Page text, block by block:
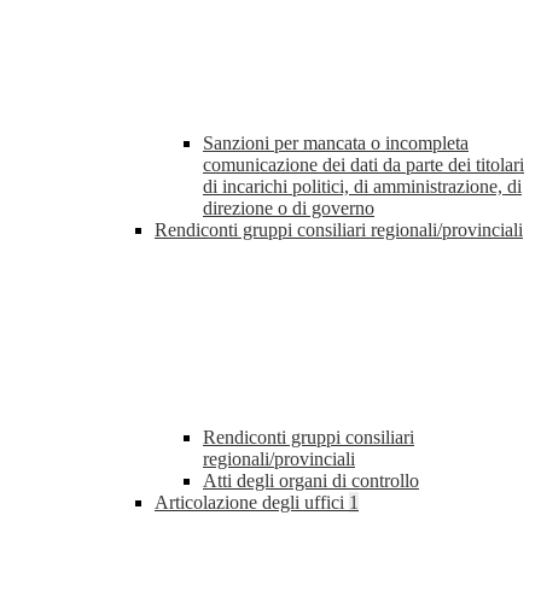
Sanzioni per mancata o incompleta
comunicazione dei dati da parte dei titolari
di incarichi politici, di amministrazione, di
direzione o di governo
Rendiconti gruppi consiliari regionali/provinciali
Rendiconti gruppi consiliari
regionali/provinciali
Atti degli organi di controllo
Articolazione degli uffici 1